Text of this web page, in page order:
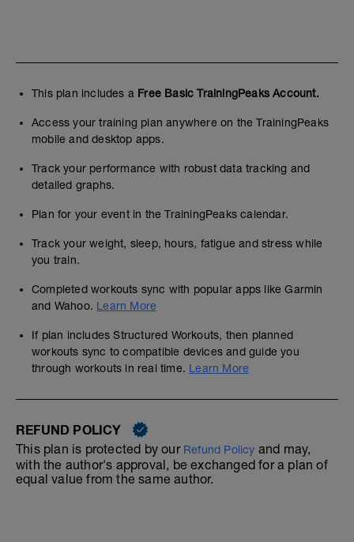
optional.
This plan includes a Free Basic TrainingPeaks Account.
Access your training plan anywhere on the TrainingPeaks
mobile and desktop apps.
Track your performance with robust data tracking and
detailed graphs.
Plan for your event in the TrainingPeaks calendar.
Track your weight, sleep, hours, fatigue and stress while
you train.
Completed workouts sync with popular apps like Garmin
and Wahoo. Learn More
If plan includes Structured Workouts, then planned
workouts sync to compatible devices and guide you
through workouts in real time. Learn More
REFUND POLICY
This plan is protected by our Refund Policy and may,
with the author's approval, be exchanged for a plan of
equal value from the same author.